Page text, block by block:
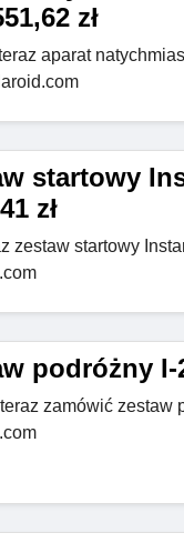
zł
aparat
startowy
zł
zestaw startowy
podróżny I-
zamówić zestaw